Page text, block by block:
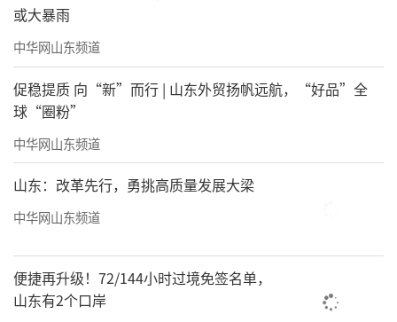
或大暴雨
中华网山东频道
促稳提质 向“新”而行 | 山东外贸扬帆远航，“好品”全
球“圈粉”
中华网山东频道
山东：改革先行，勇挑高质量发展大梁
中华网山东频道
便捷再升级！72/144小时过境免签名单，
山东有2个口岸